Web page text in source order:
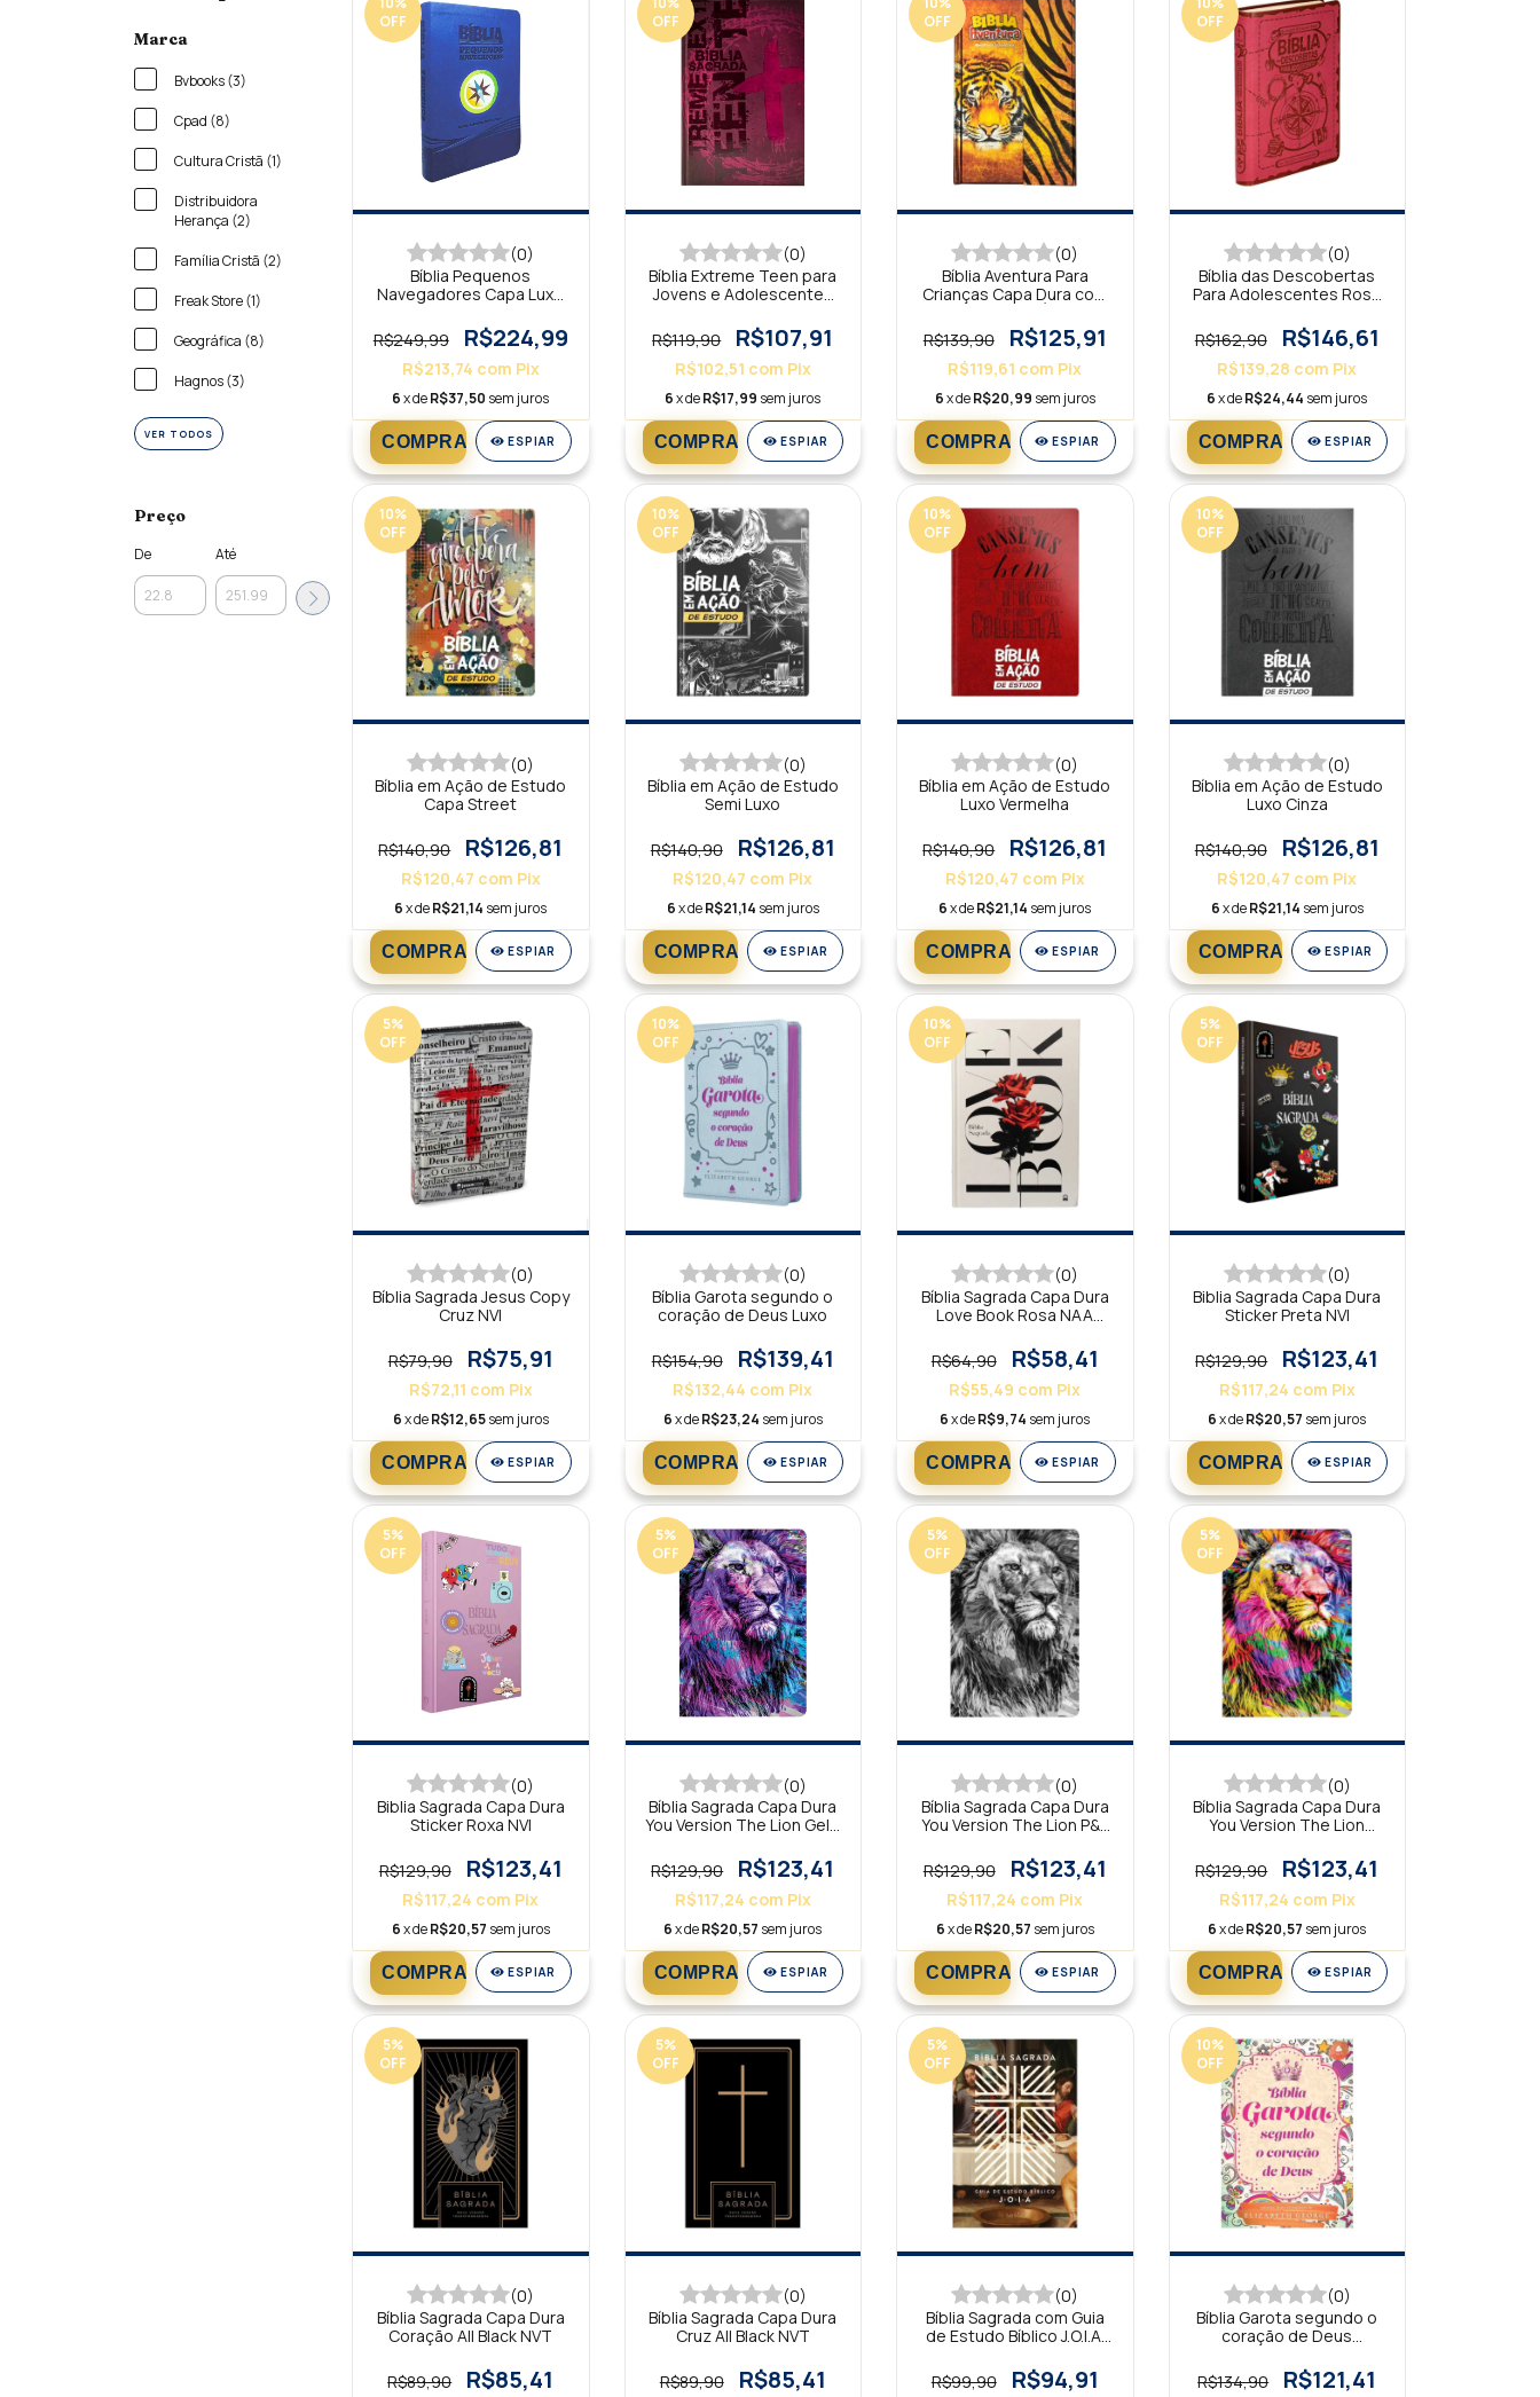
Marca
Bvbooks (3)
Cpad (8)
Cultura Cristã (1)
Distribuidora
Herança (2)
Família Cristã (2)
Freak Store (1)
Geográfica (8)
Hagnos (3)
VER TODOS
Preço
De Até
OFF
(0)
Bíblia Pequenos
Navegadores Capa Luxo
R$249,99
R$224,99
R$213,74 com Pix
6x deR$37,50 sem juros
ESPIAR
OFF
(0)
Bíblia Extreme Teen para
Jovens e Adolescentes
R$119,90
R$107,91
R$102,51 com Pix
6x deR$17,99 sem juros
ESPIAR
OFF
(0)
Bíblia Aventura Para
Crianças Capa Dura com
NVI
R$139,90 R$125,91
R$119,61 com Pix
6x deR$20,99 sem juros
ESPIAR
OFF
(0)
Bíblia das Descobertas
Para Adolescentes Rosa
R$162,90
R$146,61
R$139,28 com Pix
6x deR$24,44 sem juros
ESPIAR
10%
OFF
(0)
Bíblia em Ação de Estudo
Capa Street
R$140,90 R$126,81
R$120,47 com Pix
6x deR$21,14 sem juros
ESPIAR
10%
OFF
(0)
Bíblia em Ação de Estudo
Semi Luxo
R$140,90 R$126,81
R$120,47 com Pix
6x deR$21,14 sem juros
ESPIAR
10%
OFF
(0)
Bíblia em Ação de Estudo
Luxo Vermelha
R$140,90 R$126,81
R$120,47 com Pix
6x deR$21,14 sem juros
ESPIAR
10%
OFF
(0)
Bíblia em Ação de Estudo
Luxo Cinza
R$140,90 R$126,81
R$120,47 com Pix
6x deR$21,14 sem juros
ESPIAR
5%
OFF
(0)
Bíblia Sagrada Jesus Copy
Cruz NVI
R$79,90 R$75,91
R$72,11 com Pix
6x deR$12,65sem juros
ESPIAR
10%
OFF
(0)
Bíblia Garota segundo o
coração de Deus Luxo
R$154,90 R$139,41
R$132,44 com Pix
6x deR$23,24 sem juros
ESPIAR
10%
OFF
(0)
Bíblia Sagrada Capa Dura
Love Book Rosa NAA
R$64,90
R$58,41
R$55,49 com Pix
6x deR$9,74 sem juros
ESPIAR
5%
OFF
(0)
Biblia Sagrada Capa Dura
Sticker Preta NVI
R$129,90 R$123,41
R$117,24 com Pix
6x deR$20,57 sem juros
ESPIAR
5%
OFF
(0)
Biblia Sagrada Capa Dura
Sticker Roxa NVI
R$129,90 R$123,41
R$117,24 com Pix
6x deR$20,57 sem juros
ESPIAR
5%
OFF
(0)
Bíblia Sagrada Capa Dura
You Version The Lion Gelo
R$129,90
R$123,41
R$117,24 com Pix
6x deR$20,57 sem juros
ESPIAR
5%
OFF
(0)
Bíblia Sagrada Capa Dura
You Version The Lion P&B
R$129,90
R$123,41
R$117,24 com Pix
6x deR$20,57 sem juros
ESPIAR
5%
OFF
(0)
Bíblia Sagrada Capa Dura
You Version The Lion
R$129,90
R$123,41
R$117,24 com Pix
6x deR$20,57 sem juros
ESPIAR
5%
OFF
(0)
Bíblia Sagrada Capa Dura
Coração All Black NVT
R$89,90 R$85,41
5%
OFF
(0)
Bíblia Sagrada Capa Dura
Cruz All Black NVT
R$89,90 R$85,41
5%
OFF
(0)
Bíblia Sagrada com Guia
de Estudo Bíblico J.O.I.A.
R$99,90
R$94,91
10%
OFF
(0)
Bíblia Garota segundo o
coração de Deus
R$134,90
R$121,41